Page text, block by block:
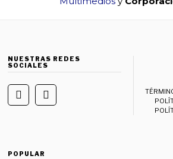
NUESTRAS REDES
SOCIALES
POPULAR